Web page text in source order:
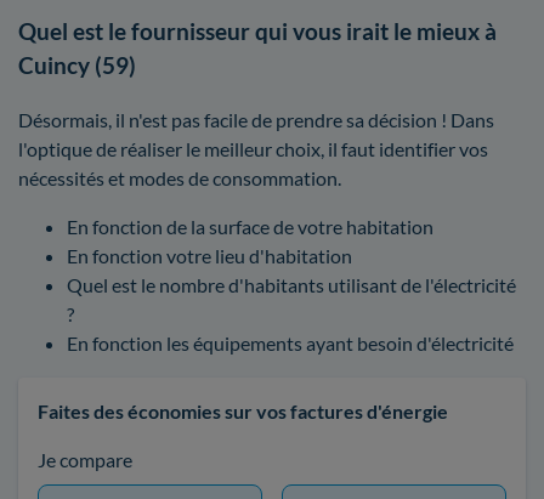
Quel est le fournisseur qui vous irait le mieux à
Cuincy (59)
Désormais, il n'est pas facile de prendre sa décision ! Dans
l'optique de réaliser le meilleur choix, il faut identifier vos
nécessités et modes de consommation.
En fonction de la surface de votre habitation
En fonction votre lieu d'habitation
Quel est le nombre d'habitants utilisant de l'électricité
?
En fonction les équipements ayant besoin d'électricité
Faites des économies sur vos factures d'énergie
Je compare